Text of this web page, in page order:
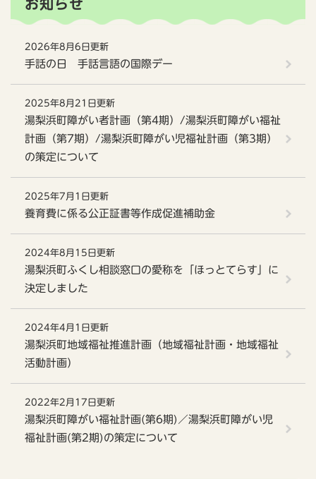
お知らせ
2026年8月6日更新
手話の日 手話言語の国際デー
2025年8月21日更新
湯梨浜町障がい者計画（第4期）/湯梨浜町障がい福祉
計画（第7期）/湯梨浜町障がい児福祉計画（第3期）
の策定について
2025年7月1日更新
養育費に係る公正証書等作成促進補助金
2024年8月15日更新
湯梨浜町ふくし相談窓口の愛称を「ほっとてらす」に
決定しました
2024年4月1日更新
湯梨浜町地域福祉推進計画（地域福祉計画・地域福祉
活動計画）
2022年2月17日更新
湯梨浜町障がい福祉計画(第6期)／湯梨浜町障がい児
福祉計画(第2期)の策定について